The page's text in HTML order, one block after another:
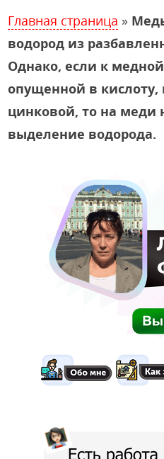
Главная страница »
водород из
Однако, если к
опущенной в кислоту,
цинковой, то на меди
выделение водорода.